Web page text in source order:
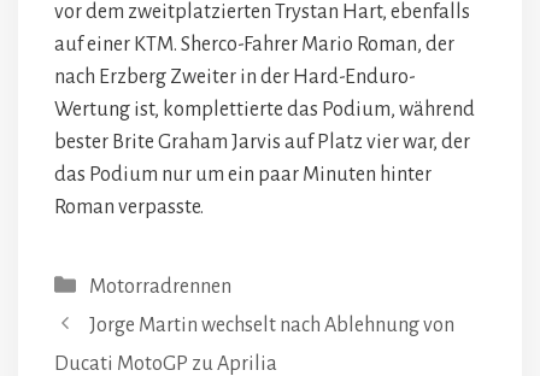
vor dem zweitplatzierten Trystan Hart, ebenfalls
auf einer KTM. Sherco-Fahrer Mario Roman, der
nach Erzberg Zweiter in der Hard-Enduro-
Wertung ist, komplettierte das Podium, während
bester Brite Graham Jarvis auf Platz vier war, der
das Podium nur um ein paar Minuten hinter
Roman verpasste.
Kategorien
Motorradrennen
Jorge Martin wechselt nach Ablehnung von
Ducati MotoGP zu Aprilia